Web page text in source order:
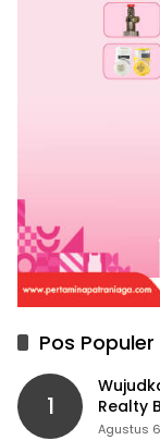
Pos Populer
1
Realty
Agustus